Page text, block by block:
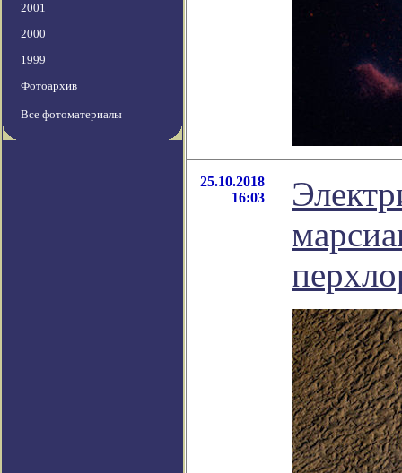
2001
2000
1999
Фотоархив
Все фотоматериалы
25.10.2018
16:03